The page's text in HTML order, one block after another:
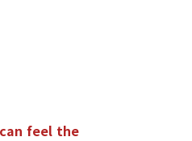
can feel the